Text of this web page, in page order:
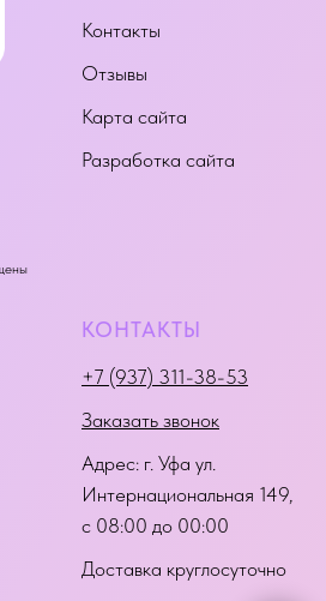
Контакты
Отзывы
Карта сайта
Разработка сайта
КОНТАКТЫ
+7 (937) 311-38-53
Заказать звонок
Адрес: г. Уфа ул.
Интернациональная 149,
с 08:00 до 00:00
Доставка круглосуточно